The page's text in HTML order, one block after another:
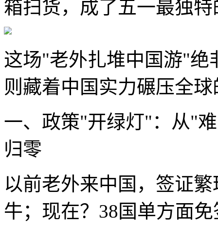
箱扫货，成了五一最独
这场"老外扎堆中国游"
则藏着中国实力碾压全
一、政策"开绿灯"：从"
归零
以前老外来中国，签证
牛；现在？38国单方面